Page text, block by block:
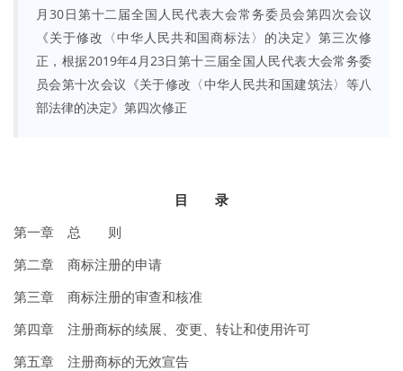
月30日第十二届全国人民代表大会常务委员会第四次会议
《关于修改〈中华人民共和国商标法〉的决定》第三次修
正，根据2019年4月23日第十三届全国人民代表大会常务委
员会第十次会议《关于修改〈中华人民共和国建筑法〉等八
部法律的决定》第四次修正
目 录
第一章 总 则
第二章 商标注册的申请
第三章 商标注册的审查和核准
第四章 注册商标的续展、变更、转让和使用许可
第五章 注册商标的无效宣告